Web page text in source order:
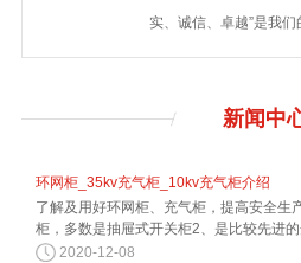
实、诚信、卓越”是我们
新闻 中
环网柜_35kv充气柜_10kv充气柜介绍
了解及用好环网柜、充气柜，提高安全生
柜，多数是抽屉式开关柜2、是比较先进
2020-12-08